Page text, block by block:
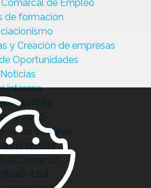
de Empleo
de formación
y Creación de empresas
Oportunidades
Noticias
interesa
2030
de las Cantinas
en ruta
al Comercio
Azul